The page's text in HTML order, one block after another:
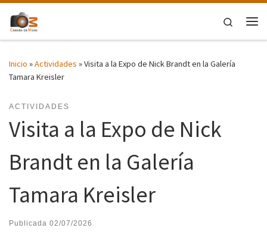
Saltar al contenido
Search
Inicio »Actividades »Visita a la Expo de Nick Brandt en la Galería
Tamara Kreisler
ACTIVIDADES
Visita a la Expo de Nick
Brandt en la Galería
Tamara Kreisler
Publicada 02/07/2026